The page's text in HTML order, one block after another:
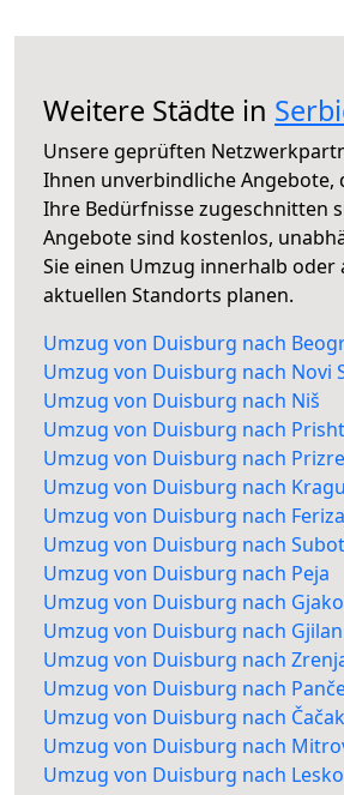
Weitere Städte in
Unsere geprüften
Ihnen unverbindliche Angebote,
Ihre Bedürfnisse zugeschnitten
Angebote sind kostenlos,
Sie einen Umzug innerhalb oder
aktuellen Standorts planen.
Umzug von Duisburg nach
Umzug von Duisburg nach Novi
Umzug von Duisburg nach Niš
Umzug von Duisburg nach
Umzug von Duisburg nach
Umzug von Duisburg nach
Umzug von Duisburg nach
Umzug von Duisburg nach
Umzug von Duisburg nach Peja
Umzug von Duisburg nach
Umzug von Duisburg nach Gjilan
Umzug von Duisburg nach
Umzug von Duisburg nach
Umzug von Duisburg nach Čačak
Umzug von Duisburg nach
Umzug von Duisburg nach